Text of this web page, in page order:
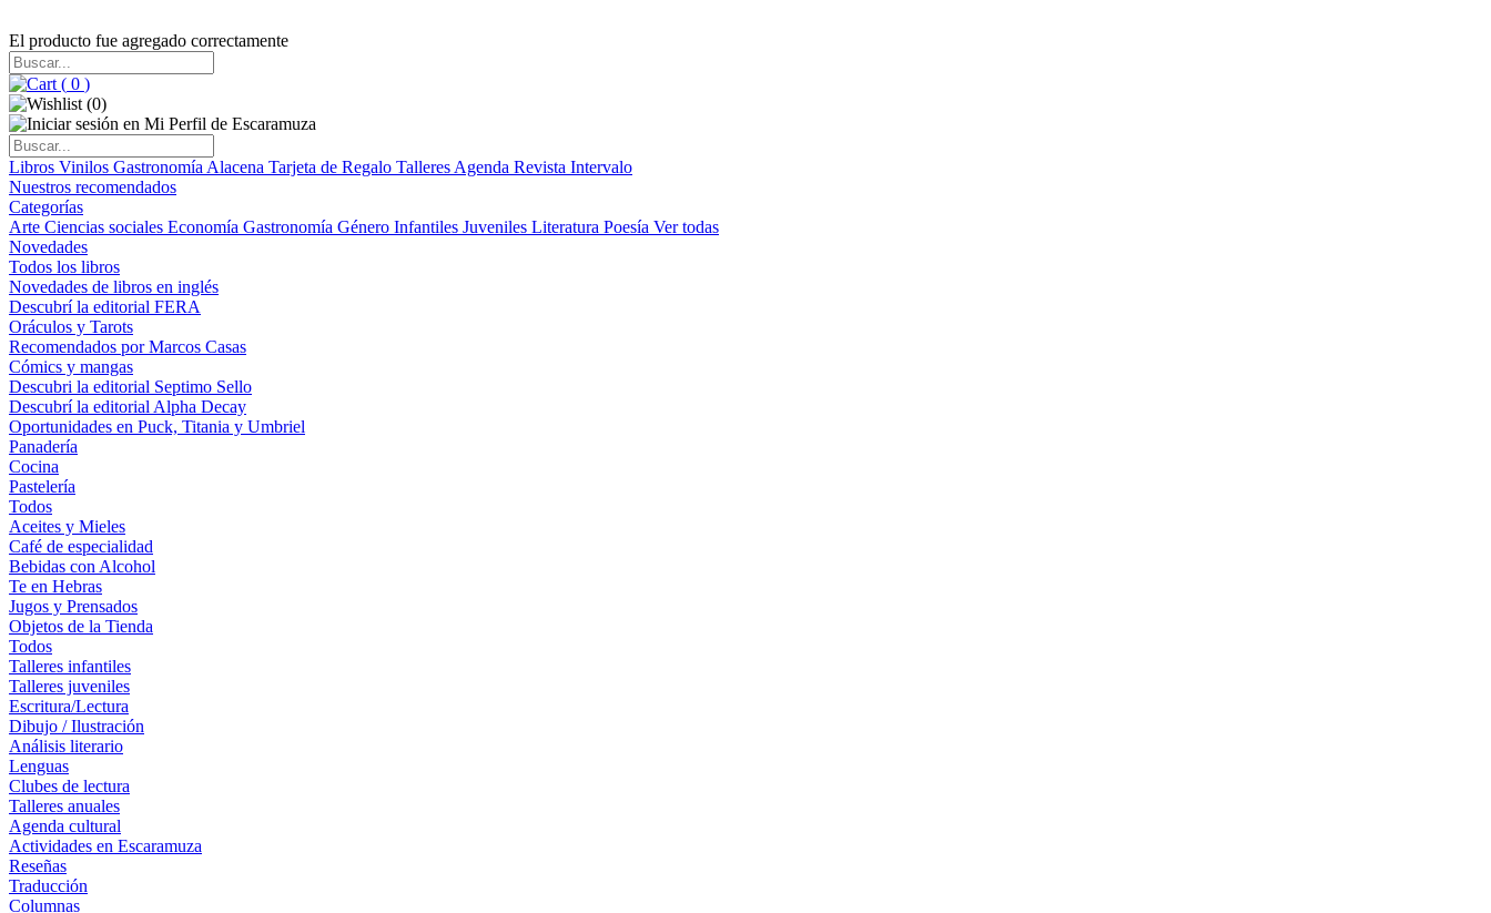
El producto fue agregado correctamente
( 0 )
(0)
Libros Vinilos Gastronomía Alacena Tarjeta de Regalo Talleres Agenda Revista Intervalo
Nuestros recomendados
Categorías
Arte Ciencias sociales Economía Gastronomía Género Infantiles Juveniles Literatura Poesía Ver todas
Novedades
Todos los libros
Novedades de libros en inglés
Descubrí la editorial FERA
Oráculos y Tarots
Recomendados por Marcos Casas
Cómics y mangas
Descubri la editorial Septimo Sello
Descubrí la editorial Alpha Decay
Oportunidades en Puck, Titania y Umbriel
Panadería
Cocina
Pastelería
Todos
Aceites y Mieles
Café de especialidad
Bebidas con Alcohol
Te en Hebras
Jugos y Prensados
Objetos de la Tienda
Todos
Talleres infantiles
Talleres juveniles
Escritura/Lectura
Dibujo / Ilustración
Análisis literario
Lenguas
Clubes de lectura
Talleres anuales
Agenda cultural
Actividades en Escaramuza
Reseñas
Traducción
Columnas